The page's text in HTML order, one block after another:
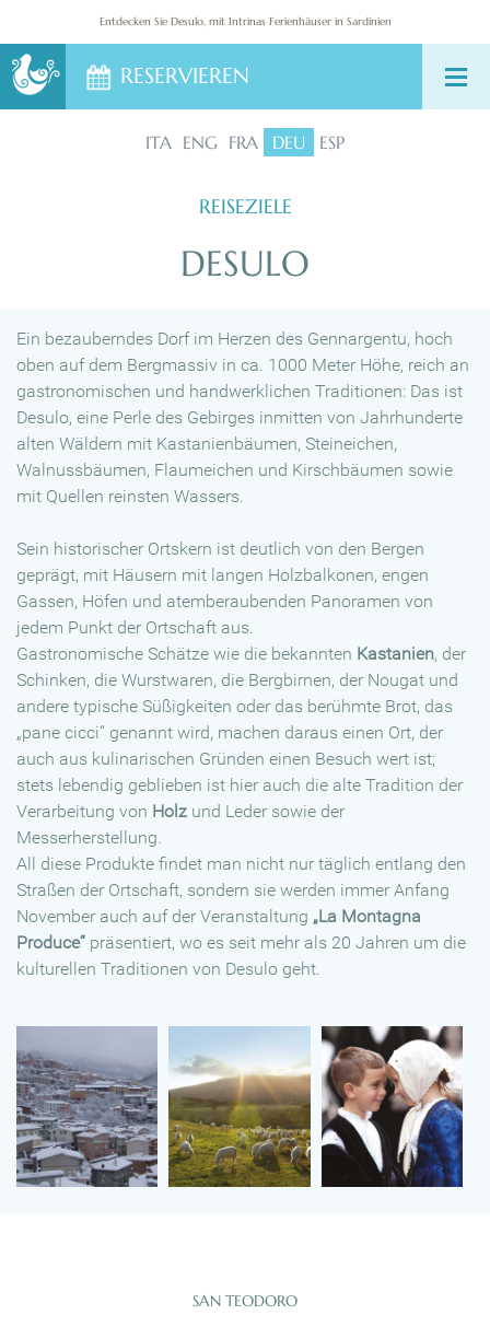
RESERVIEREN
ITA ENG FRA DEU ESP
Entdecken Sie Desulo, mit Intrinas Ferienhäuser in Sardinien
KONTAKTE
REISEZIELE
DESULO
Ein bezauberndes Dorf im Herzen des Gennargentu, hoch
oben auf dem Bergmassiv in ca. 1000 Meter Höhe, reich an
gastronomischen und handwerklichen Traditionen: Das ist
Desulo, eine Perle des Gebirges inmitten von Jahrhunderte
alten Wäldern mit Kastanienbäumen, Steineichen,
Walnussbäumen, Flaumeichen und Kirschbäumen sowie
mit Quellen reinsten Wassers.
Sein historischer Ortskern ist deutlich von den Bergen
geprägt, mit Häusern mit langen Holzbalkonen, engen
Gassen, Höfen und atemberaubenden Panoramen von
jedem Punkt der Ortschaft aus.
Gastronomische Schätze wie die bekannten Kastanien, der
Schinken, die Wurstwaren, die Bergbirnen, der Nougat und
andere typische Süßigkeiten oder das berühmte Brot, das
„pane cicci“ genannt wird, machen daraus einen Ort, der
auch aus kulinarischen Gründen einen Besuch wert ist;
stets lebendig geblieben ist hier auch die alte Tradition der
Verarbeitung von Holz und Leder sowie der
Messerherstellung.
All diese Produkte findet man nicht nur täglich entlang den
Straßen der Ortschaft, sondern sie werden immer Anfang
November auch auf der Veranstaltung „La Montagna
Produce“ präsentiert, wo es seit mehr als 20 Jahren um die
kulturellen Traditionen von Desulo geht.
SAN TEODORO